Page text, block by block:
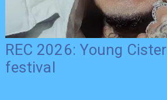
REC 2026: Young
festival